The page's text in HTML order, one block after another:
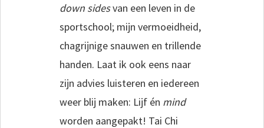
down sidesvan een leven in de
sportschool; mijn vermoeidheid,
chagrijnige snauwen en trillende
handen. Laat ik ook eens naar
zijn advies luisteren en iedereen
weer blij maken: Lijf én mind
worden aangepakt! Tai Chi